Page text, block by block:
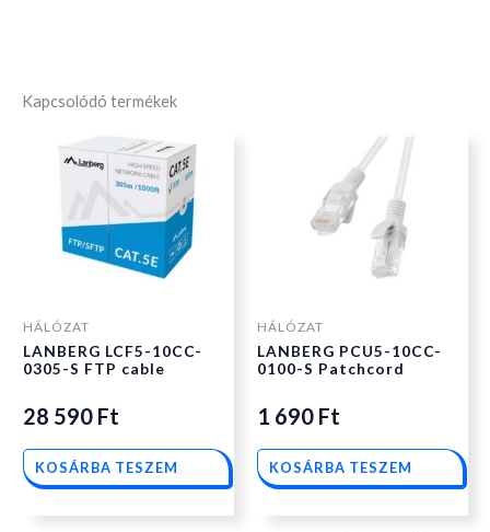
Kapcsolódó termékek
HÁLÓZAT
LANBERG LCF5-10CC-
0305-S FTP cable
28 590 Ft
KOSÁRBA TESZEM
HÁLÓZAT
LANBERG PCU5-10CC-
0100-S Patchcord
1 690 Ft
KOSÁRBA TESZEM